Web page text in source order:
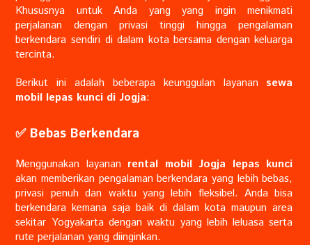
Khususnya untuk Anda yang yang ingin menikmati
perjalanan dengan privasi tinggi hingga pengalaman
berkendara sendiri di dalam kota bersama dengan keluarga
tercinta.
Berikut ini adalah beberapa keunggulan layanansewa
mobil lepas kunci di Jogja:
✅️ Bebas Berkendara
Menggunakan layanan rental mobil Jogja lepas kunci
akan memberikan pengalaman berkendara yang lebih bebas,
privasi penuh dan waktu yang lebih fleksibel. Anda bisa
berkendara kemana saja baik di dalam kota maupun area
sekitar Yogyakarta dengan waktu yang lebih leluasa serta
rute perjalanan yang diinginkan.